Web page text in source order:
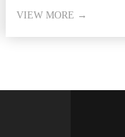
VIEW MORE →